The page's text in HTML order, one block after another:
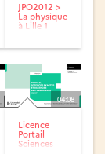
JPO2012 >
La physique
à Lille 1
04:08
Licence
Portail
Sciences